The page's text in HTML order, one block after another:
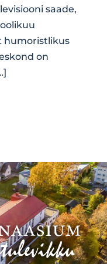
saade,
humoristlikus
on